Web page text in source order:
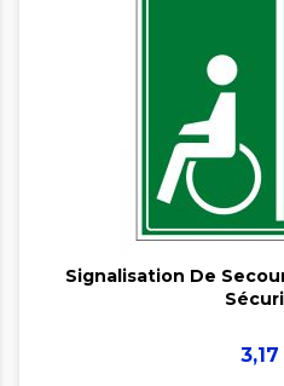

Signalisation De
Prix